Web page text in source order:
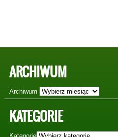
ARCHIWUM
Archiwum
KATEGORIE